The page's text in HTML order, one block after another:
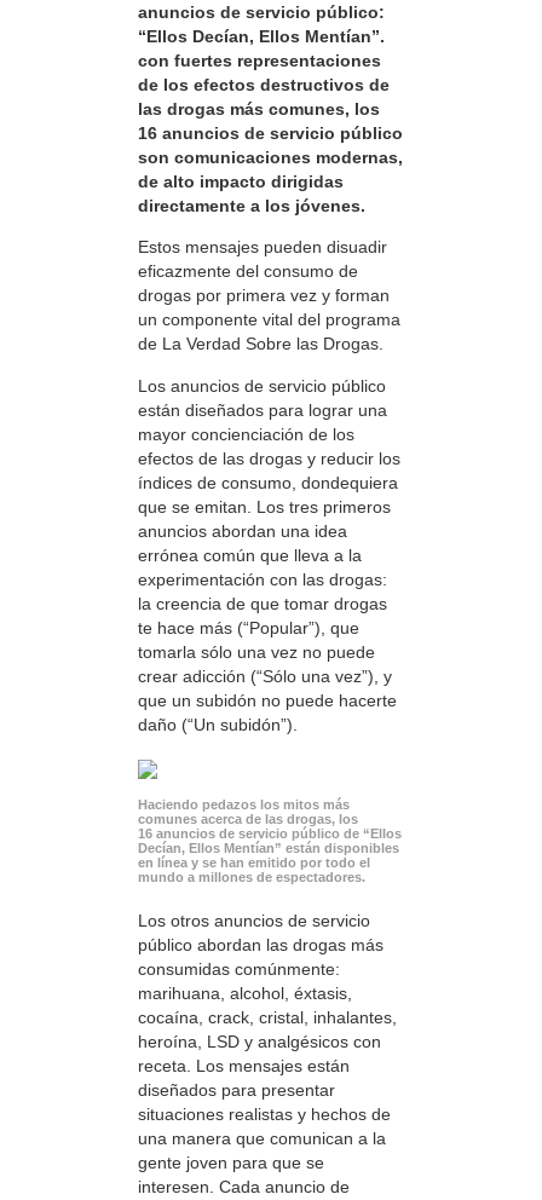
anuncios de servicio público:
“Ellos Decían, Ellos Mentían”.
con fuertes representaciones
de los efectos destructivos de
las drogas más comunes, los
16 anuncios de servicio público
son comunicaciones modernas,
de alto impacto dirigidas
directamente a los jóvenes.
Estos mensajes pueden disuadir
eficazmente del consumo de
drogas por primera vez y forman
un componente vital del programa
de La Verdad Sobre las Drogas.
Los anuncios de servicio público
están diseñados para lograr una
mayor concienciación de los
efectos de las drogas y reducir los
índices de consumo, dondequiera
que se emitan. Los tres primeros
anuncios abordan una idea
errónea común que lleva a la
experimentación con las drogas:
la creencia de que tomar drogas
te hace más (“Popular”), que
tomarla sólo una vez no puede
crear adicción (“Sólo una vez”), y
que un subidón no puede hacerte
daño (“Un subidón”).
Haciendo pedazos los mitos más
comunes acerca de las drogas, los
16 anuncios de servicio público de “Ellos
Decían, Ellos Mentían” están disponibles
en línea y se han emitido por todo el
mundo a millones de espectadores.
Los otros anuncios de servicio
público abordan las drogas más
consumidas comúnmente:
marihuana, alcohol, éxtasis,
cocaína, crack, cristal, inhalantes,
heroína, LSD y analgésicos con
receta. Los mensajes están
diseñados para presentar
situaciones realistas y hechos de
una manera que comunican a la
gente joven para que se
interesen. Cada anuncio de